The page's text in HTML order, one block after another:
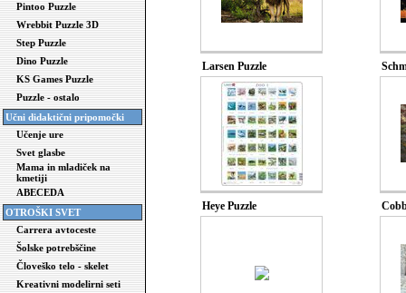
Pintoo Puzzle
Wrebbit Puzzle 3D
Step Puzzle
Dino Puzzle
KS Games Puzzle
Puzzle - ostalo
Učni didaktični pripomočki
Učenje ure
Svet glasbe
Mama in mladiček na
kmetiji
ABECEDA
OTROŠKI SVET
Carrera avtoceste
Šolske potrebščine
Človeško telo - skelet
Kreativni modelirni seti
Larsen Puzzle
Heye Puzzle